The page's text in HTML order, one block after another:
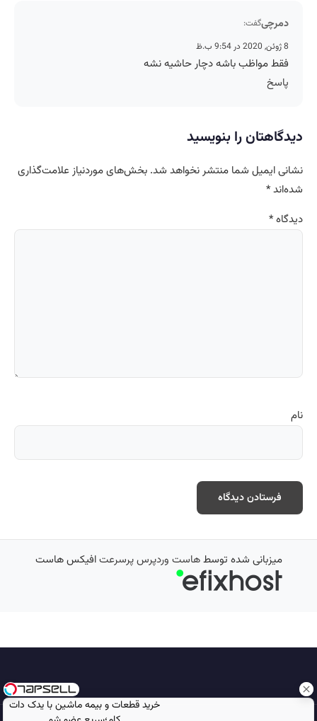
خرید قطعات و بیمه ماشین با یدک دات
دمرچیگفت:
8 ژوئن, 2020 در 9:54 ب.ظ
فقط مواظب باشه دچار حاشیه نشه
پاسخ
دیدگاهتان را بنویسید
نشانی ایمیل شما منتشر نخواهد شد. بخش‌های موردنیاز علامت‌گذاری
شده‌اند*
دیدگاه*
نام
میزبانی شده توسطهاست وردپرس پرسرعتافیکس هاست